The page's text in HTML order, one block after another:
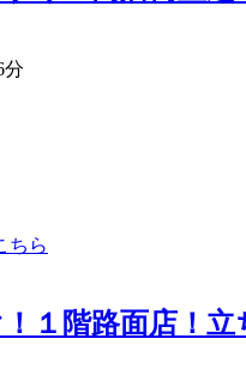
分
ちら
１階路面店！